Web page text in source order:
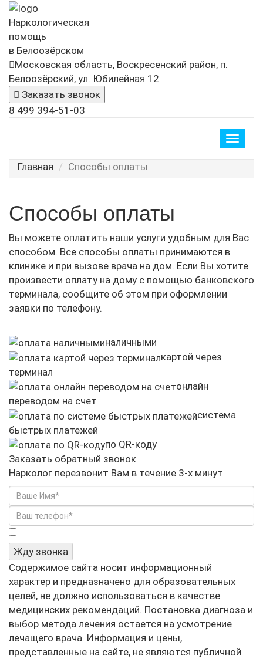
Наркологическая
помощь
в Белоозёрском
Московская область, Воскресенский район, п.
Белоозёрский, ул. Юбилейная 12
Заказать звонок
8 499 394-51-03
Toggle
Главная
Способы оплаты
Способы оплаты
Вы можете оплатить наши услуги удобным для Вас
способом. Все способы оплаты принимаются в
клинике и при вызове врача на дом. Если Вы хотите
произвести оплату на дому с помощью банковского
терминала, сообщите об этом при оформлении
заявки по телефону.
наличными
картой через
терминал
онлайн
переводом на счет
система
быстрых платежей
по QR-коду
Заказать обратный звонок
Нарколог перезвонит Вам в течение 3-х минут
Жду звонка
Содержимое сайта носит информационный
характер и предназначено для образовательных
целей, не должно использоваться в качестве
медицинских рекомендаций. Постановка диагноза и
выбор метода лечения остается на усмотрение
лечащего врача. Информация и цены,
представленные на сайте, не являются публичной